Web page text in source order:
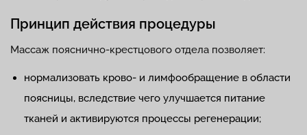
Принцип действия процедуры
Массаж пояснично-крестцового отдела позволяет:
нормализовать крово- и лимфообращение в области
поясницы, вследствие чего улучшается питание
тканей и активируются процессы регенерации;